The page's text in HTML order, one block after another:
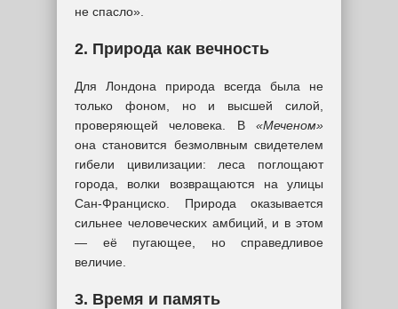
не спасло».
2. Природа как вечность
Для Лондона природа всегда была не
только фоном, но и высшей силой,
проверяющей человека. В «Меченом»
она становится безмолвным свидетелем
гибели цивилизации: леса поглощают
города, волки возвращаются на улицы
Сан-Франциско. Природа оказывается
сильнее человеческих амбиций, и в этом
— её пугающее, но справедливое
величие.
3. Время и память